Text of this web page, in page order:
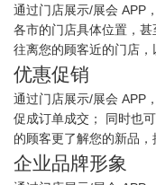
通过门店展示/展会 APP
各市的门店具体位置，
往离您的顾客近的门店，
优惠促销
通过门店展示/展会 APP
促成订单成交； 同时也
的顾客更了解您的新品，
企业品牌形象